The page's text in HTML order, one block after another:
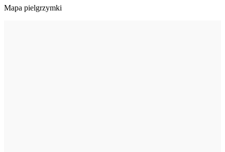
Mapa pielgrzymki